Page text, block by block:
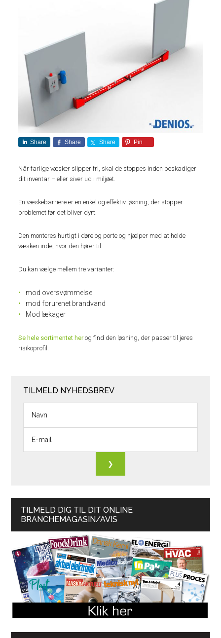
Share Share Share Pin
Når farlige væsker slipper fri, skal de stoppes inden beskadiger
dit inventar – eller siver ud i miljøet.
En væskebarriere er en enkel og effektiv løsning, der stopper
problemet før det bliver dyrt.
Den monteres hurtigt i døre og porte og hjælper med at holde
væsken inde, hvor den hører til.
Du kan vælge mellem tre varianter:
mod oversvømmelse
mod forurenet brandvand
Mod lækager
Se hele sortimentet herog find den løsning, der passer til jeres
risikoprofil.
TILMELD NYHEDSBREV
TILMELD DIG TIL DIT ONLINE
BRANCHEMAGASIN/AVIS